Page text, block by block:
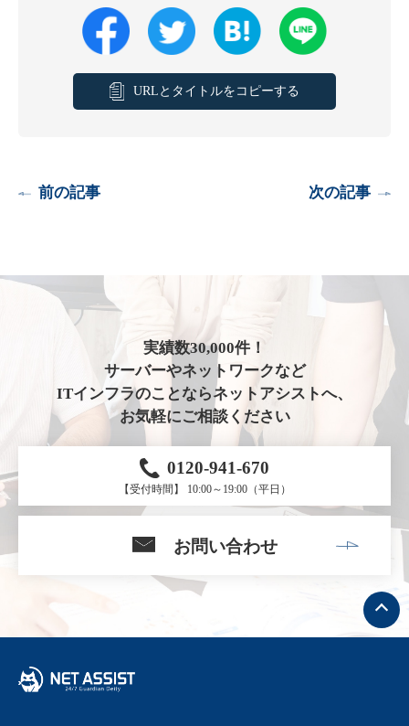
URLとタイトルをコピーする
前の記事 次の記事
実績数30,000件！
サーバーやネットワークなど
ITインフラのことならネットアシストへ、
お気軽にご相談ください
0120-941-670
【受付時間】 10:00～19:00（平日）
お問い合わせ
ト
ッ
プ
へ